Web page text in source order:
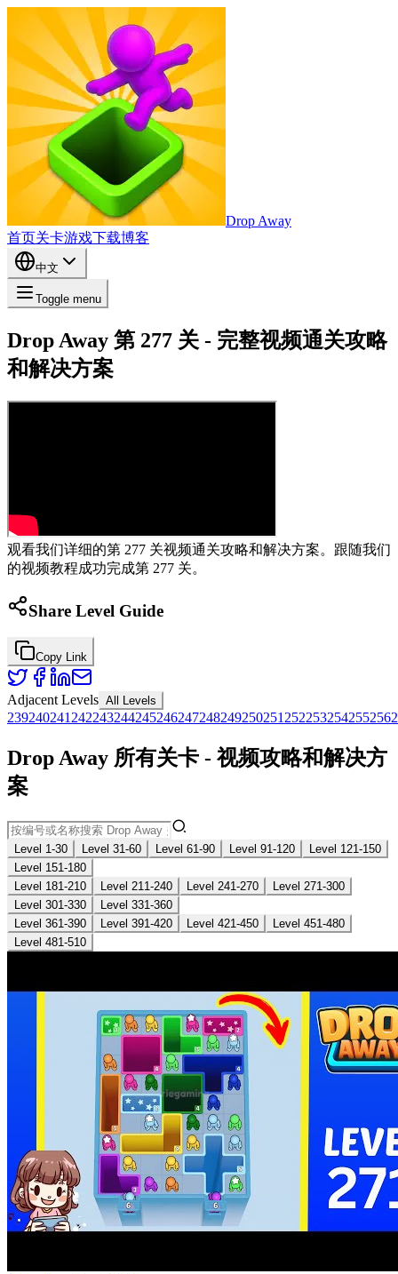
Drop Away
首页关卡游戏下载博客
中文
Toggle menu
Drop Away 第 277 关 - 完整视频通关攻略
和解决方案
观看我们详细的第 277 关视频通关攻略和解决方案。跟随我们
的视频教程成功完成第 277 关。
Share Level Guide
Copy Link
Adjacent Levels All Levels
239240241 242243244245246247248249250251 252253254255256
Drop Away 所有关卡 - 视频攻略和解决方
案
Level 1-30 Level 31-60 Level 61-90 Level 91-120
Level 121-150
Level 151-180
Level 181-210
Level 211-240 Level 241-270
Level 271-300
Level 301-330
Level 331-360
Level 361-390
Level 391-420 Level 421-450
Level 451-480
Level 481-510